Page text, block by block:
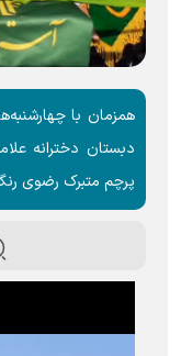
همزمان با
دبستان دخترانه
پرچم متبرک رضوی